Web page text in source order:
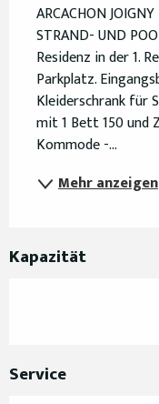
ARCACHON
STRAND- UND
Residenz in der 1.
Parkplatz.
Kleiderschrank für
mit 1 Bett 150 und
Kommode -...
Mehr anzeigen
Kapazität
Service